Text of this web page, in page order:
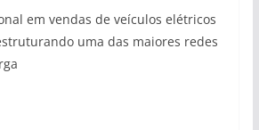
em vendas de veículos elétricos
uma das maiores redes